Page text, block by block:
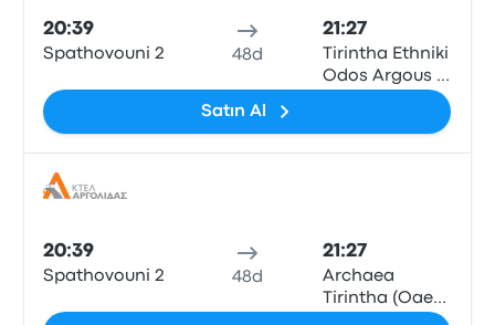
20:39
Spathovouni 2 48d
21:27
Tirintha Ethniki
Odos Argous -
Satın Al
20:39
Spathovouni 2 48d
21:27
Archaea
Tirintha (Oaed)